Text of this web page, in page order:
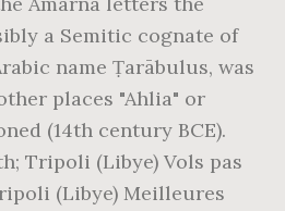
a Semitic cognate of
name Ṭarābulus, was
places "Ahlia" or
(14th century BCE).
Tripoli (Libye) Vols pas
(Libye) Meilleures